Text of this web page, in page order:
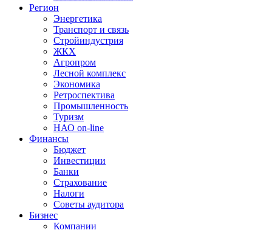
Регион
Энергетика
Транспорт и связь
Стройиндустрия
ЖКХ
Агропром
Лесной комплекс
Экономика
Ретроспектива
Промышленность
Туризм
НАО on-line
Финансы
Бюджет
Инвестиции
Банки
Страхование
Налоги
Советы аудитора
Бизнес
Компании